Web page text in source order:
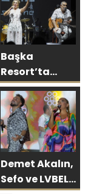
Başka
Resort’ta
Unutulmaz
Gece Özülkü
Çifti
Bodrum’u
Büyüledi
Demet Akalın,
Sefo ve LVBEL